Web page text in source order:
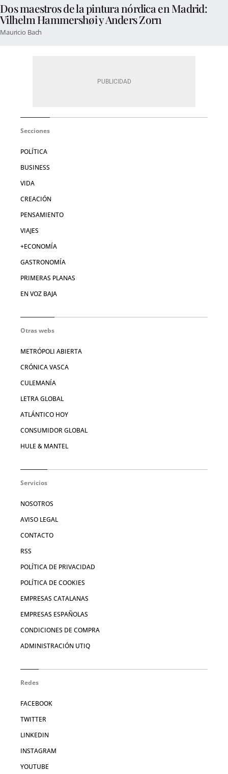
Dos maestros de la pintura nórdica en Madrid:
Vilhelm Hammershøi y Anders Zorn
Mauricio Bach
Secciones
POLÍTICA
BUSINESS
VIDA
CREACIÓN
PENSAMIENTO
VIAJES
+ECONOMÍA
GASTRONOMÍA
PRIMERAS PLANAS
EN VOZ BAJA
Otras webs
METRÓPOLI ABIERTA
CRÓNICA VASCA
CULEMANÍA
LETRA GLOBAL
ATLÁNTICO HOY
CONSUMIDOR GLOBAL
HULE & MANTEL
Servicios
NOSOTROS
AVISO LEGAL
CONTACTO
RSS
POLÍTICA DE PRIVACIDAD
POLÍTICA DE COOKIES
EMPRESAS CATALANAS
EMPRESAS ESPAÑOLAS
CONDICIONES DE COMPRA
ADMINISTRACIÓN UTIQ
Redes
FACEBOOK
TWITTER
LINKEDIN
INSTAGRAM
YOUTUBE